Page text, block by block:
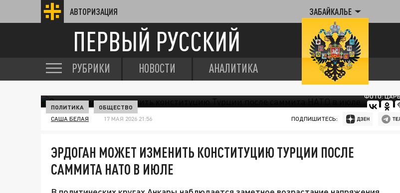
АВТОРИЗАЦИЯ ЗАБАЙКАЛЬЕ
ПЕРВЫЙ РУССКИЙ
РУБРИКИ НОВОСТИ АНАЛИТИКА
ФОТО:
ПОЛИТИКА ОБЩЕСТВО
САША БЕЛАЯ 17 МАЯ 2026 21:56 ПОДПИШИТЕСЬ:
ЭРДОГАН МОЖЕТ ИЗМЕНИТЬ КОНСТИТУЦИЮ ТУРЦИИ ПОСЛЕ
САММИТА НАТО В ИЮЛЕ